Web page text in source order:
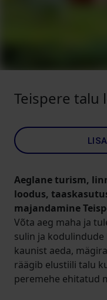
Teispere talu
Aeglane turism,
loodus,
majandamine
Võta aeg maha ja
sulin ja
kaunist aeda,
räägib elustiili talu
peremehe ehitatud